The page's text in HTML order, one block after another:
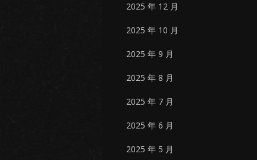
2025 年 12 月
2025 年 10 月
2025 年 9 月
2025 年 8 月
2025 年 7 月
2025 年 6 月
2025 年 5 月